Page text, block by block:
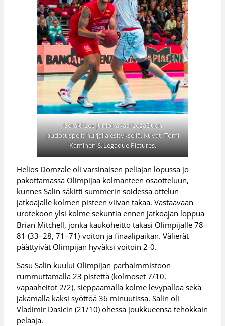
Gerald Lee junior avasi LegaDuen
pudotuspelit hurjalla esityksellä. Kuvat: Tomi
Kaminen & Legadue Pictures.
Helios Domzale oli varsinaisen peliajan lopussa jo
pakottamassa Olimpijaa kolmanteen osaotteluun,
kunnes Salin säkitti summerin soidessa ottelun
jatkoajalle kolmen pisteen viivan takaa. Vastaavaan
urotekoon ylsi kolme sekuntia ennen jatkoajan loppua
Brian Mitchell, jonka kaukoheitto takasi Olimpijalle 78–
81 (33–28, 71–71)-voiton ja finaalipaikan. Välierät
päättyivät Olimpijan hyväksi voitoin 2-0.
Sasu Salin kuului Olimpijan parhaimmistoon
rummuttamalla 23 pistettä (kolmoset 7/10,
vapaaheitot 2/2), sieppaamalla kolme levypalloa sekä
jakamalla kaksi syöttöä 36 minuutissa. Salin oli
Vladimir Dasicin (21/10) ohessa joukkueensa tehokkain
pelaaja.